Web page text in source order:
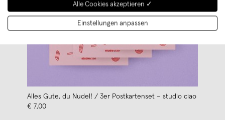
Alles Gute, du Nudel! / 3er Postkartenset – studio ciao
€ 7,00
Alle Cookies akzeptieren ✓
Einstellungen anpassen